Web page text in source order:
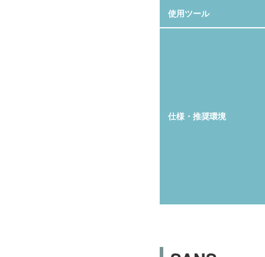
使用ツール
仕様・推奨環境